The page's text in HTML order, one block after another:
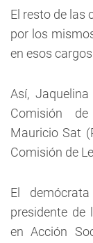
El resto de las
por los
en esos
Así,
Comisión
Mauricio Sat
Comisión de
El
presidente de
en Acción